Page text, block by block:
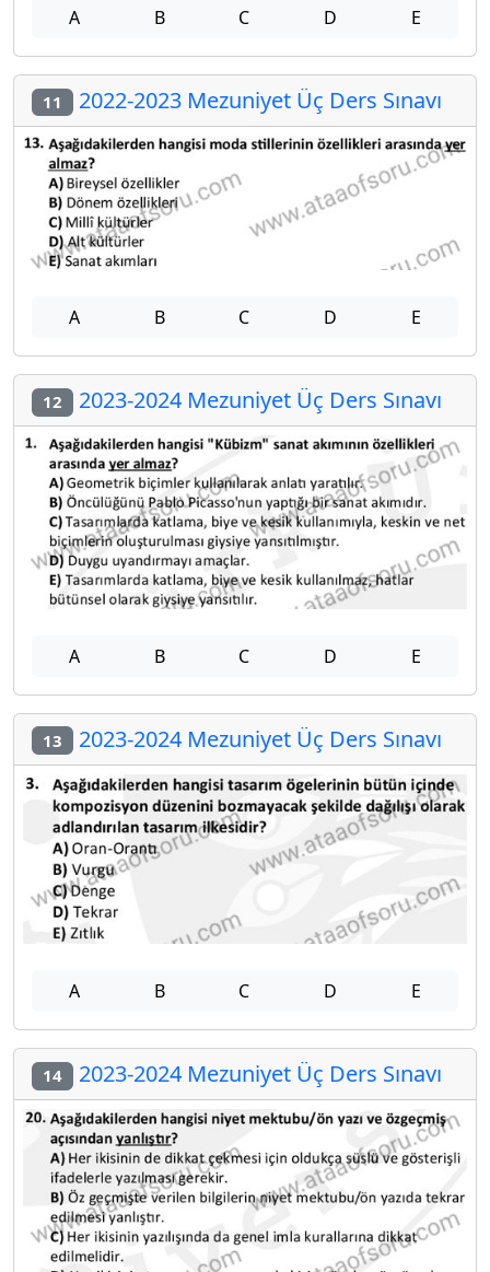
A B C D E
11 2022-2023 Mezuniyet Üç Ders Sınavı
A B C D E
12 2023-2024 Mezuniyet Üç Ders Sınavı
A B C D E
13 2023-2024 Mezuniyet Üç Ders Sınavı
A B C D E
14 2023-2024 Mezuniyet Üç Ders Sınavı